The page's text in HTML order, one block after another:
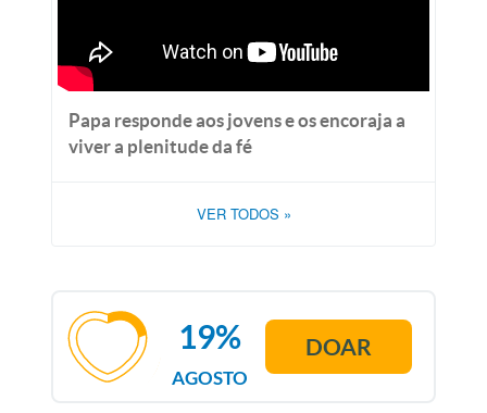
Papa responde aos jovens e os encoraja a
viver a plenitude da fé
VER TODOS »
AGOSTO
19% DOAR